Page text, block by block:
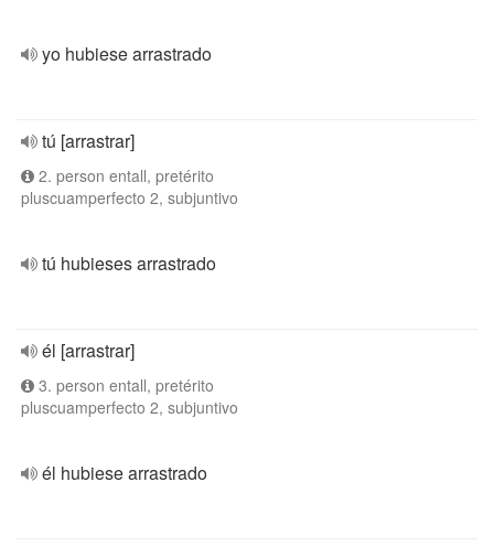
yo hubiese arrastrado
tú [arrastrar]
2. person entall, pretérito
pluscuamperfecto 2, subjuntivo
tú hubieses arrastrado
él [arrastrar]
3. person entall, pretérito
pluscuamperfecto 2, subjuntivo
él hubiese arrastrado